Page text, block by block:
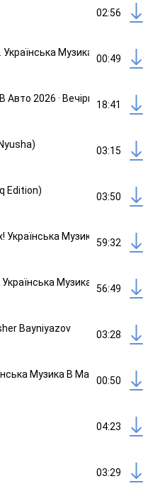
02:56
Українська Музика В Машину
00:49
Авто 2026 · Вечірня Добірка ·
18:41
03:15
Edition)
03:50
Українська Музика В Машину
59:32
Українська Музика В Дорогу
56:49
Bayniyazov
03:28
Музика В Машину, Хіти 2026
00:50
04:23
03:29